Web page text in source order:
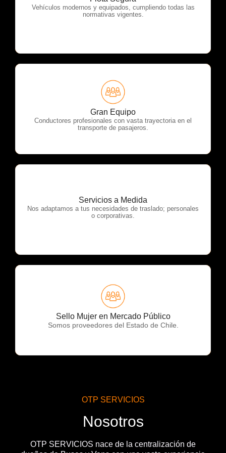
Vehículos modernos y equipados, cumpliendo todas las
normativas vigentes.
OTP Servicios
Gran Equipo
Conductores profesionales con vasta trayectoria en el
transporte de pasajeros.
OTP Servicios
Servicios a Medida
Nos adaptamos a tus necesidades de traslado; personales
o corporativas.
OTP Servicios
Sello Mujer en Mercado Público
Somos proveedores del Estado de Chile.
OTP Servicios
OTP SERVICIOS
Nosotros
OTP SERVICIOS nace de la centralización de